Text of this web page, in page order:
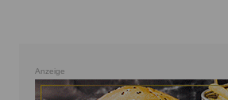
Anzeige